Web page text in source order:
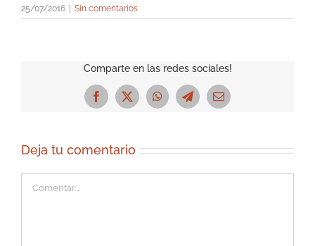
25/07/2016 Sin comentarios
Comparte en las redes sociales!
Facebook
X WhatsAppTelegramCorreo
Deja tu comentario